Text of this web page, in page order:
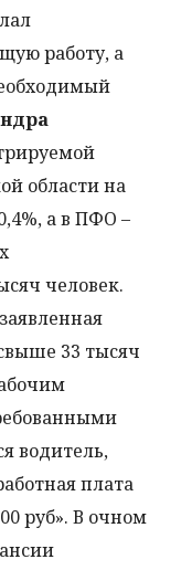
работу, а
области на
а в ПФО –
человек.
33 тысяч
водитель,
плата
руб». В очном